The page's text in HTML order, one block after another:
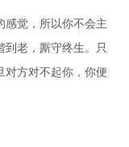
感觉，所以你不会主
老，厮守终生。只
对方对不起你，你便